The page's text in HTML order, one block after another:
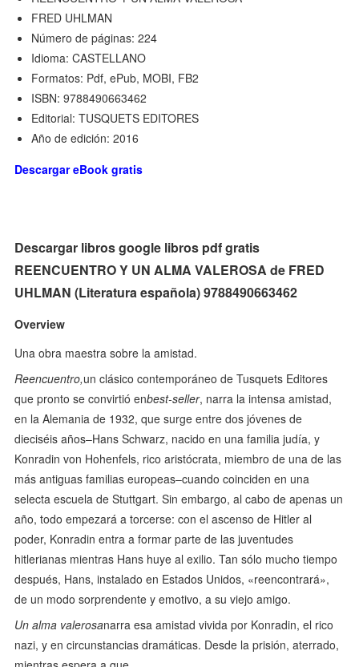
FRED UHLMAN
Número de páginas: 224
Idioma: CASTELLANO
Formatos: Pdf, ePub, MOBI, FB2
ISBN: 9788490663462
Editorial: TUSQUETS EDITORES
Año de edición: 2016
Descargar eBook gratis
Descargar libros google libros pdf gratis
REENCUENTRO Y UN ALMA VALEROSA de FRED
UHLMAN (Literatura española) 9788490663462
Overview
Una obra maestra sobre la amistad.
Reencuentro,un clásico contemporáneo de Tusquets Editores
que pronto se convirtió enbest-seller, narra la intensa amistad,
en la Alemania de 1932, que surge entre dos jóvenes de
dieciséis años–Hans Schwarz, nacido en una familia judía, y
Konradin von Hohenfels, rico aristócrata, miembro de una de las
más antiguas familias europeas–cuando coinciden en una
selecta escuela de Stuttgart. Sin embargo, al cabo de apenas un
año, todo empezará a torcerse: con el ascenso de Hitler al
poder, Konradin entra a formar parte de las juventudes
hitlerianas mientras Hans huye al exilio. Tan sólo mucho tiempo
después, Hans, instalado en Estados Unidos, «reencontrará»,
de un modo sorprendente y emotivo, a su viejo amigo.
Un alma valerosanarra esa amistad vivida por Konradin, el rico
nazi, y en circunstancias dramáticas. Desde la prisión, aterrado,